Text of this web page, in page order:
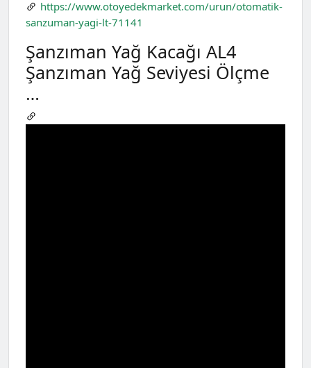
https://www.otoyedekmarket.com/urun/otomatik-
sanzuman-yagi-lt-71141
Şanzıman Yağ Kacağı AL4
Şanzıman Yağ Seviyesi Ölçme
…